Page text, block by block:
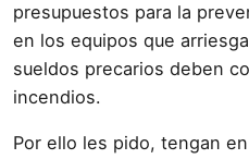
presupuestos para la
en los equipos que
sueldos precarios deben
incendios.
Por ello les pido, tengan